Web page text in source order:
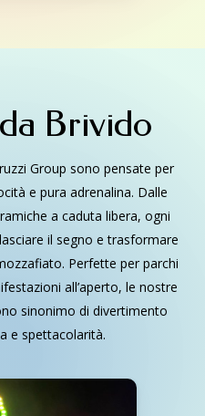
Brivido
Group sono pensate per
e pura adrenalina. Dalle
a caduta libera, ogni
il segno e trasformare
Perfette per parchi
all’aperto, le nostre
sinonimo di divertimento
e spettacolarità.